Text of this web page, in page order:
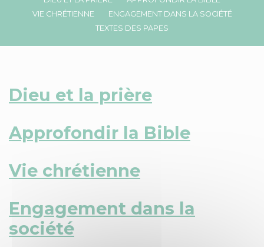
VIE CHRÉTIENNE
ENGAGEMENT DANS LA SOCIÉTÉ
TEXTES DES PAPES
Dieu et la prière
Approfondir la Bible
Vie chrétienne
Engagement dans la
société